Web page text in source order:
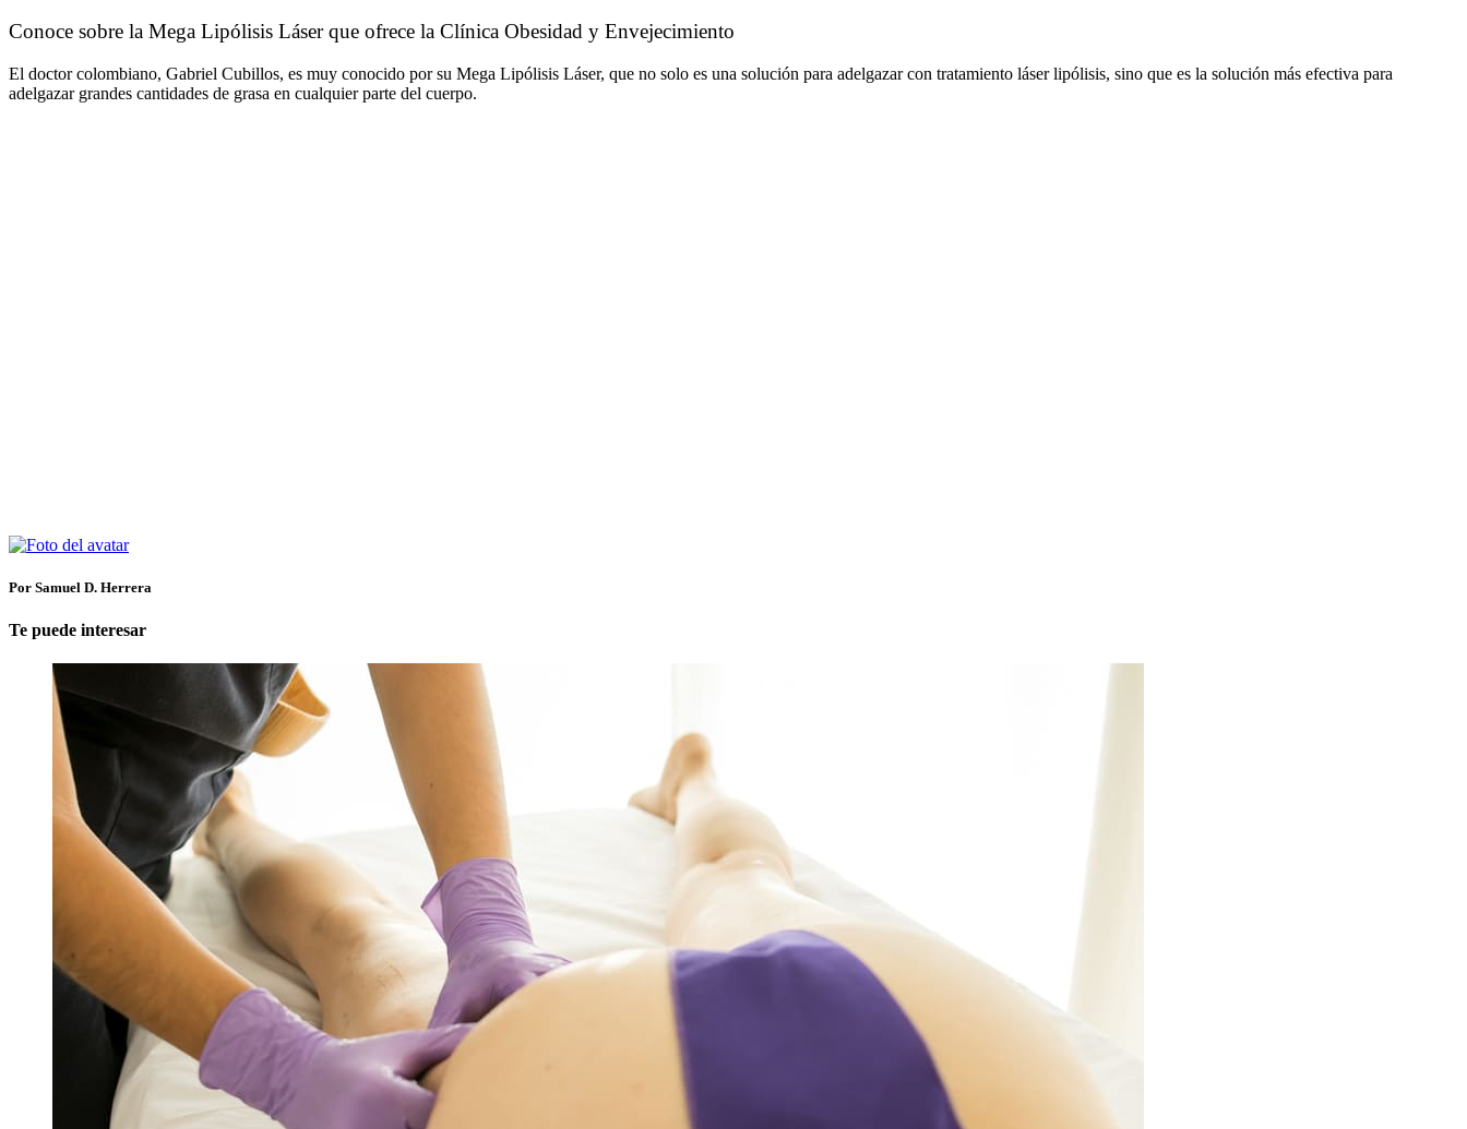
Conoce sobre la Mega Lipólisis Láser que ofrece la Clínica Obesidad y Envejecimiento
El doctor colombiano, Gabriel Cubillos, es muy conocido por su Mega Lipólisis Láser, que no solo es una solución para adelgazar con tratamiento láser lipólisis, sino que es la solución más efectiva para
adelgazar grandes cantidades de grasa en cualquier parte del cuerpo.
Por Samuel D. Herrera
Te puede interesar